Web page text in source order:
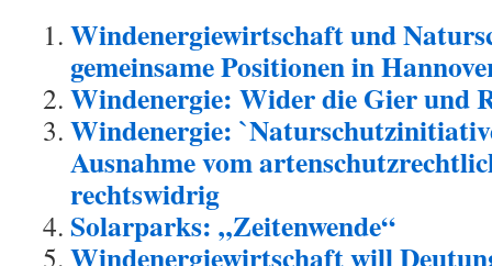
Windenergiewirtschaft und
gemeinsame Positionen in
Windenergie: Wider die Gier und
Windenergie:
Ausnahme vom
rechtswidrig
Solarparks: „Zeitenwende“
Windenergiewirtschaft will